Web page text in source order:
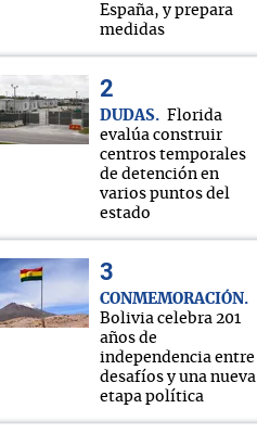
España, y prepara
medidas
DUDAS
Florida
evalúa construir
centros temporales
de detención en
varios puntos del
estado
CONMEMORACIÓN
Bolivia celebra 201
años de
independencia entre
desafíos y una nueva
etapa política